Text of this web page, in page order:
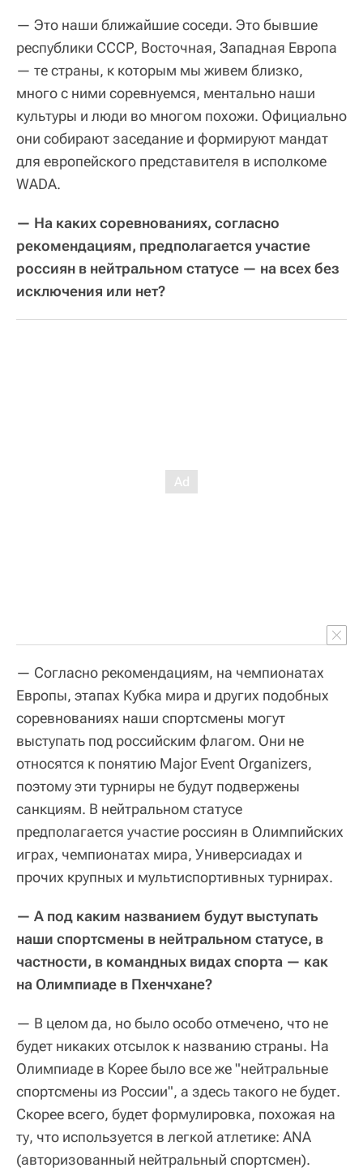
— Это наши ближайшие соседи. Это бывшие
республики СССР, Восточная, Западная Европа
— те страны, к которым мы живем близко,
много с ними соревнуемся, ментально наши
культуры и люди во многом похожи. Официально
они собирают заседание и формируют мандат
для европейского представителя в исполкоме
WADA.
— На каких соревнованиях, согласно
рекомендациям, предполагается участие
россиян в нейтральном статусе — на всех без
исключения или нет?
— Согласно рекомендациям, на чемпионатах
Европы, этапах Кубка мира и других подобных
соревнованиях наши спортсмены могут
выступать под российским флагом. Они не
относятся к понятию Major Еvent Organizers,
поэтому эти турниры не будут подвержены
санкциям. В нейтральном статусе
предполагается участие россиян в Олимпийских
играх, чемпионатах мира, Универсиадах и
прочих крупных и мультиспортивных турнирах.
— А под каким названием будут выступать
наши спортсмены в нейтральном статусе, в
частности, в командных видах спорта — как
на Олимпиаде в Пхенчхане?
— В целом да, но было особо отмечено, что не
будет никаких отсылок к названию страны. На
Олимпиаде в Корее было все же "нейтральные
спортсмены из России", а здесь такого не будет.
Скорее всего, будет формулировка, похожая на
ту, что используется в легкой атлетике: ANA
(авторизованный нейтральный спортсмен).